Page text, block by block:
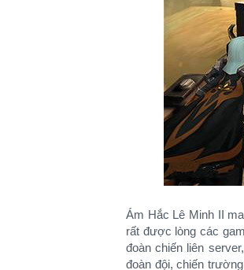
Ám Hắc Lê Minh II
rất được lòng các
đoàn chiến liên
đoàn đội, chiến